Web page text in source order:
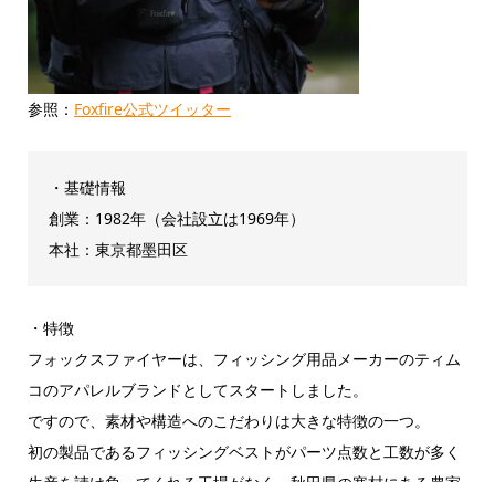
参照： Foxfire公式ツイッター
・基礎情報
創業：1982年（会社設立は1969年）
本社：東京都墨田区
・特徴
フォックスファイヤーは、フィッシング用品メーカーのティム
コのアパレルブランドとしてスタートしました。
ですので、素材や構造へのこだわりは大きな特徴の一つ。
初の製品であるフィッシングベストがパーツ点数と工数が多く